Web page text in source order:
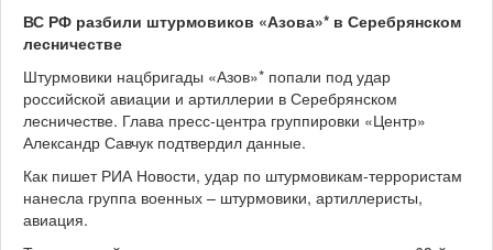
ВС РФ разбили штурмовиков «Азова»* в Серебрянском
лесничестве
Штурмовики нацбригады «Азов»* попали под удар
российской авиации и артиллерии в Серебрянском
лесничестве. Глава пресс-центра группировки «Центр»
Александр Савчук подтвердил данные.
Как пишет РИА Новости, удар по штурмовикам-террористам
нанесла группа военных – штурмовики, артиллеристы,
авиация.